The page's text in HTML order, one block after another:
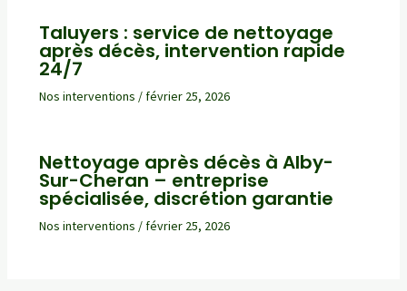
Taluyers : service de nettoyage
après décès, intervention rapide
24/7
Nos interventions /février 25, 2026
Nettoyage après décès à Alby-
Sur-Cheran – entreprise
spécialisée, discrétion garantie
Nos interventions /février 25, 2026